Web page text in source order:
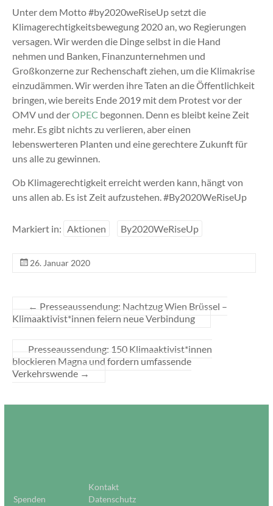
Unter dem Motto #by2020weRiseUp setzt die
Klimagerechtigkeitsbewegung 2020 an, wo Regierungen
versagen. Wir werden die Dinge selbst in die Hand
nehmen und Banken, Finanzunternehmen und
Großkonzerne zur Rechenschaft ziehen, um die Klimakrise
einzudämmen. Wir werden ihre Taten an die Öffentlichkeit
bringen, wie bereits Ende 2019 mit dem Protest vor der
OMV und derOPEC begonnen. Denn es bleibt keine Zeit
mehr. Es gibt nichts zu verlieren, aber einen
lebenswerteren Planten und eine gerechtere Zukunft für
uns alle zu gewinnen.
Ob Klimagerechtigkeit erreicht werden kann, hängt von
uns allen ab. Es ist Zeit aufzustehen. #By2020WeRiseUp
Markiert in: Aktionen By2020WeRiseUp
26. Januar 2020
← Presseaussendung: Nachtzug Wien Brüssel –
Klimaaktivist*innen feiern neue Verbindung
Presseaussendung: 150 Klimaaktivist*innen
blockieren Magna und fordern umfassende
Verkehrswende →
Kontakt
Spenden
Datenschutz